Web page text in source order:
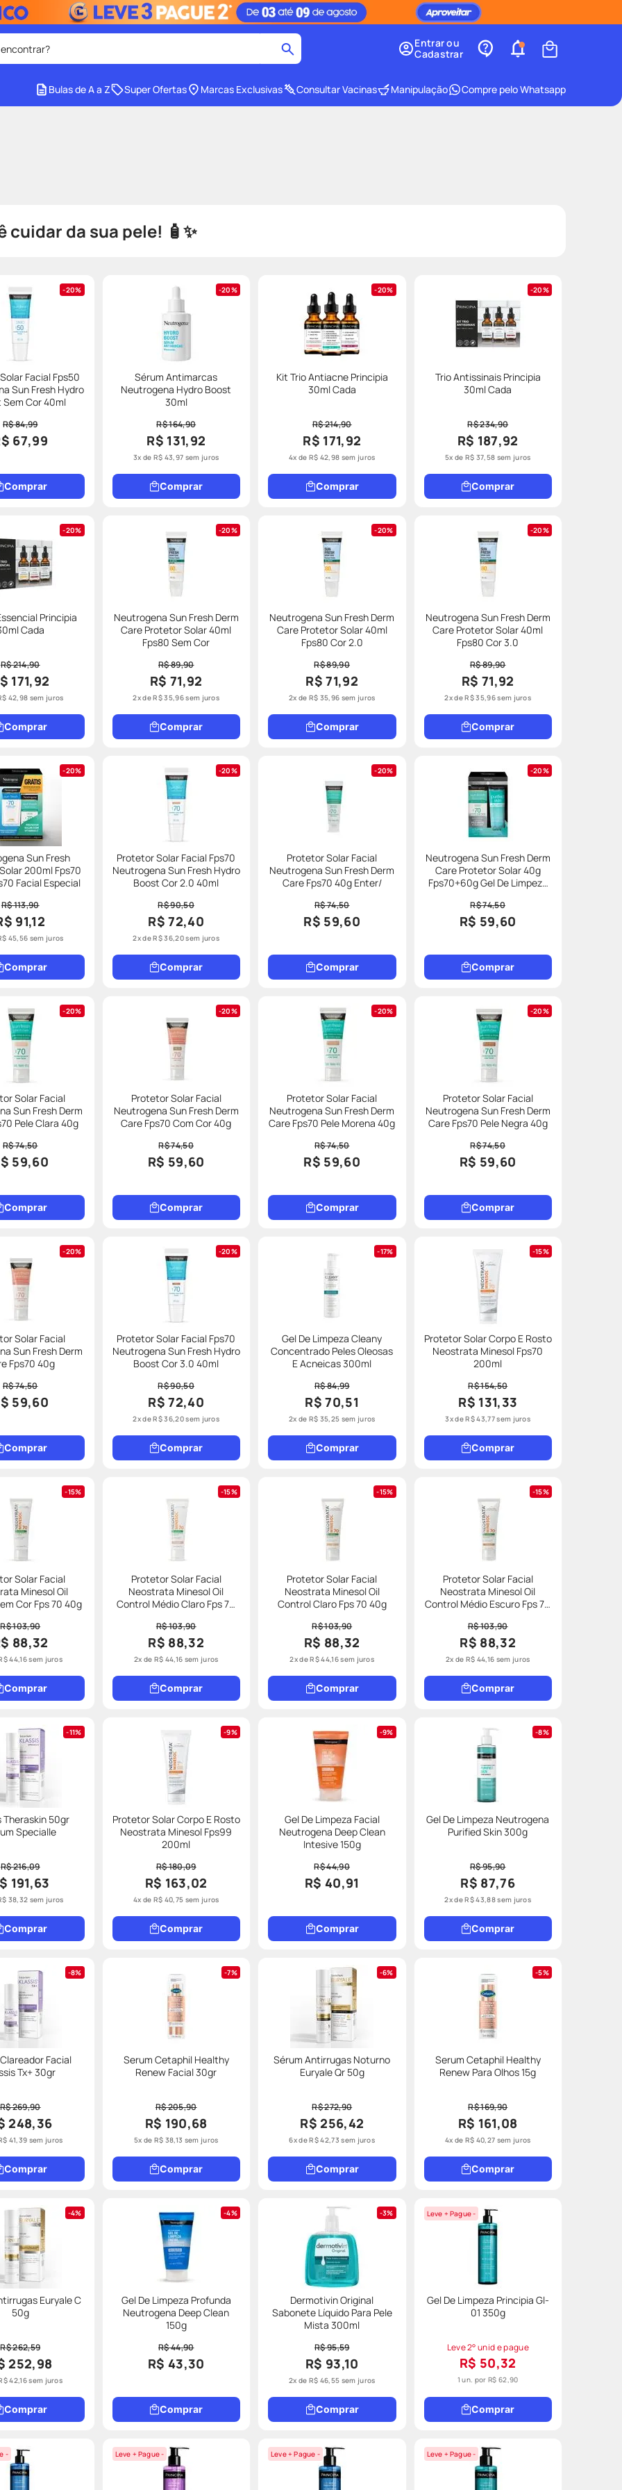
Entrar ou
Cadastrar
Bulas de A a Z Super Ofertas Marcas Exclusivas Consultar Vacinas Manipulação Compre pelo Whatsapp
da sua pele! 🧴✨
20%
Facial Fps50
Sun Fresh Hydro
Boost Sem Cor 40ml
R$ 84,99
67,99
Comprar
20%
Sérum Antimarcas
Neutrogena Hydro Boost
30ml
R$ 164,90
R$ 131,92
3x de R$ 43,97 sem juros
Comprar
20%
Kit Trio Antiacne Principia
30ml Cada
R$ 214,90
R$ 171,92
4x de R$ 42,98 sem juros
Comprar
20%
Trio Antissinais Principia
30ml Cada
R$ 234,90
R$ 187,92
5x de R$ 37,58 sem juros
Comprar
20%
Principia
Cada
R$ 214,90
171,92
42,98 sem juros
Comprar
20%
Neutrogena Sun Fresh Derm
Care Protetor Solar 40ml
Fps80 Sem Cor
R$ 89,90
R$ 71,92
2x deR$35,96sem juros
Comprar
20%
Neutrogena Sun Fresh Derm
Care Protetor Solar 40ml
Fps80 Cor 2.0
R$ 89,90
R$ 71,92
2x de R$ 35,96 sem juros
Comprar
20%
Neutrogena Sun Fresh Derm
Care Protetor Solar 40ml
Fps80 Cor 3.0
R$ 89,90
R$ 71,92
2x deR$35,96sem juros
Comprar
20%
Sun Fresh
200ml Fps70
+ 40g Fps70 Facial Especial
R$ 113,90
91,12
45,56 sem juros
Comprar
20%
Protetor Solar Facial Fps70
Neutrogena Sun Fresh Hydro
Boost Cor 2.0 40ml
R$ 90,50
R$ 72,40
2x deR$36,20sem juros
Comprar
20%
Protetor Solar Facial
Neutrogena Sun Fresh Derm
Care Fps70 40g Enter/
R$ 74,50
R$ 59,60
Comprar
20%
Neutrogena Sun Fresh Derm
Care Protetor Solar 40g
Fps70+60g Gel De Limpeza
R$ 74,50
R$ 59,60
Comprar
20%
Solar Facial
Sun Fresh Derm
Care Fps70 Pele Clara 40g
R$ 74,50
59,60
Comprar
20%
Protetor Solar Facial
Neutrogena Sun Fresh Derm
Care Fps70 Com Cor 40g
R$ 74,50
R$ 59,60
Comprar
20%
Protetor Solar Facial
Neutrogena Sun Fresh Derm
Care Fps70 Pele Morena 40g
R$ 74,50
R$ 59,60
Comprar
20%
Protetor Solar Facial
Neutrogena Sun Fresh Derm
Care Fps70 Pele Negra 40g
R$ 74,50
R$ 59,60
Comprar
20%
Solar Facial
Sun Fresh Derm
Fps70 40g
R$ 74,50
59,60
Comprar
20%
Protetor Solar Facial Fps70
Neutrogena Sun Fresh Hydro
Boost Cor 3.0 40ml
R$ 90,50
R$ 72,40
2x deR$36,20sem juros
Comprar
17%
Gel De Limpeza Cleany
Concentrado Peles Oleosas
E Acneicas 300ml
R$ 84,99
R$ 70,51
2x de R$ 35,25 sem juros
Comprar
15%
Protetor Solar Corpo E Rosto
Neostrata Minesol Fps70
200ml
R$ 154,50
R$ 131,33
3x deR$43,77sem juros
Comprar
15%
Solar Facial
Minesol Oil
Cor Fps 70 40g
R$ 103,90
88,32
44,16sem juros
Comprar
15%
Protetor Solar Facial
Neostrata Minesol Oil
Control Médio Claro Fps 70
R$ 103,90
R$ 88,32
2x de R$ 44,16 sem juros
Comprar
15%
Protetor Solar Facial
Neostrata Minesol Oil
Control Claro Fps 70 40g
R$ 103,90
R$ 88,32
2x deR$44,16sem juros
Comprar
15%
Protetor Solar Facial
Neostrata Minesol Oil
Control Médio Escuro Fps 70
R$ 103,90
R$ 88,32
2x de R$ 44,16 sem juros
Comprar
11%
Theraskin 50gr
Specialle
R$ 216,09
191,63
38,32 sem juros
Comprar
9%
Protetor Solar Corpo E Rosto
Neostrata Minesol Fps99
200ml
R$ 180,09
R$ 163,02
4x de R$ 40,75 sem juros
Comprar
9%
Gel De Limpeza Facial
Neutrogena Deep Clean
Intesive 150g
R$ 44,90
R$ 40,91
Comprar
8%
Gel De Limpeza Neutrogena
Purified Skin 300g
R$ 95,90
R$ 87,76
2x deR$43,88sem juros
Comprar
8%
Facial
Tx+ 30gr
R$ 269,90
248,36
41,39 sem juros
Comprar
7%
Serum Cetaphil Healthy
Renew Facial 30gr
R$ 205,90
R$ 190,68
5x de R$ 38,13 sem juros
Comprar
6%
Sérum Antirrugas Noturno
Euryale Qr 50g
R$ 272,90
R$ 256,42
6x deR$42,73 sem juros
Comprar
5%
Serum Cetaphil Healthy
Renew Para Olhos 15g
R$ 169,90
R$ 161,08
4x de R$ 40,27 sem juros
Comprar
4%
Euryale C
50g
R$ 262,59
252,98
42,16sem juros
Comprar
4%
Gel De Limpeza Profunda
Neutrogena Deep Clean
150g
R$ 44,90
R$ 43,30
Comprar
3%
Dermotivin Original
Sabonete Líquido Para Pele
Mista 300ml
R$ 95,59
R$ 93,10
2x de R$ 46,55 sem juros
Comprar
Leve + Pague -
Gel De Limpeza Principia Gl-
01 350g
Leve 2° unid e pague
R$ 50,32
1 un. porR$ 62,90
Comprar
- Leve + Pague - Leve + Pague - Leve + Pague -